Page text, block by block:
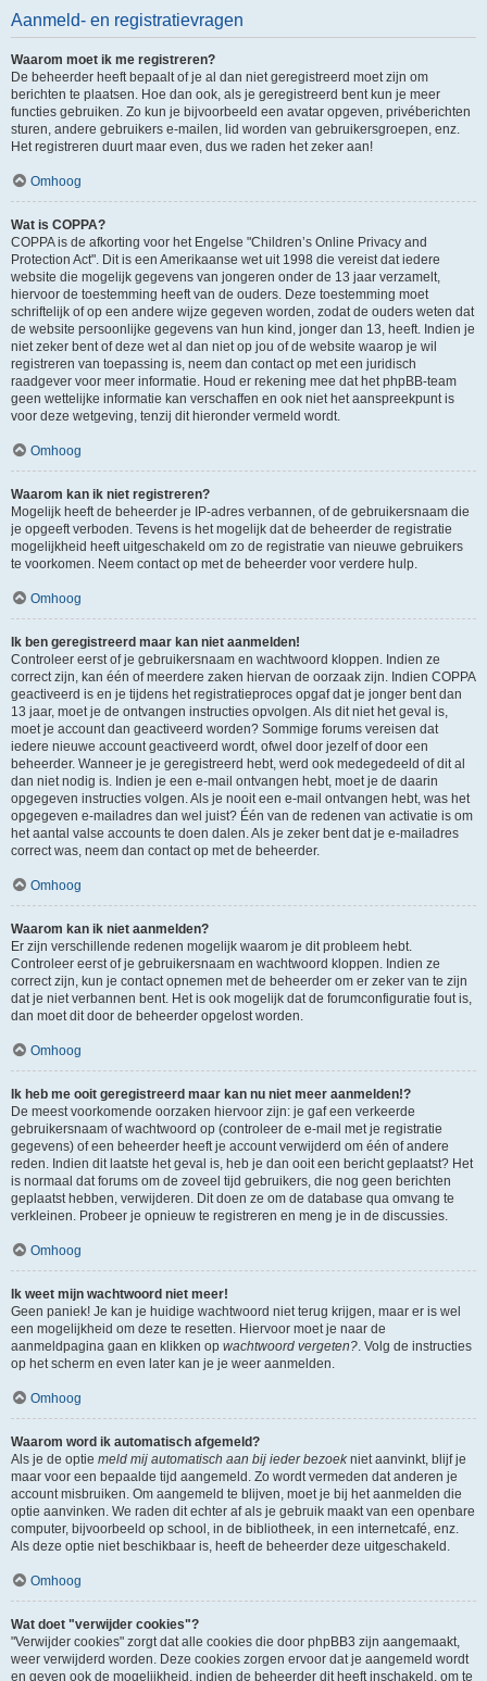
Aanmeld- en registratievragen
Waarom moet ik me registreren?
De beheerder heeft bepaalt of je al dan niet geregistreerd moet zijn om
berichten te plaatsen. Hoe dan ook, als je geregistreerd bent kun je meer
functies gebruiken. Zo kun je bijvoorbeeld een avatar opgeven, privéberichten
sturen, andere gebruikers e-mailen, lid worden van gebruikersgroepen, enz.
Het registreren duurt maar even, dus we raden het zeker aan!
Omhoog
Wat is COPPA?
COPPA is de afkorting voor het Engelse "Children’s Online Privacy and
Protection Act". Dit is een Amerikaanse wet uit 1998 die vereist dat iedere
website die mogelijk gegevens van jongeren onder de 13 jaar verzamelt,
hiervoor de toestemming heeft van de ouders. Deze toestemming moet
schriftelijk of op een andere wijze gegeven worden, zodat de ouders weten dat
de website persoonlijke gegevens van hun kind, jonger dan 13, heeft. Indien je
niet zeker bent of deze wet al dan niet op jou of de website waarop je wil
registreren van toepassing is, neem dan contact op met een juridisch
raadgever voor meer informatie. Houd er rekening mee dat het phpBB-team
geen wettelijke informatie kan verschaffen en ook niet het aanspreekpunt is
voor deze wetgeving, tenzij dit hieronder vermeld wordt.
Omhoog
Waarom kan ik niet registreren?
Mogelijk heeft de beheerder je IP-adres verbannen, of de gebruikersnaam die
je opgeeft verboden. Tevens is het mogelijk dat de beheerder de registratie
mogelijkheid heeft uitgeschakeld om zo de registratie van nieuwe gebruikers
te voorkomen. Neem contact op met de beheerder voor verdere hulp.
Omhoog
Ik ben geregistreerd maar kan niet aanmelden!
Controleer eerst of je gebruikersnaam en wachtwoord kloppen. Indien ze
correct zijn, kan één of meerdere zaken hiervan de oorzaak zijn. Indien COPPA
geactiveerd is en je tijdens het registratieproces opgaf dat je jonger bent dan
13 jaar, moet je de ontvangen instructies opvolgen. Als dit niet het geval is,
moet je account dan geactiveerd worden? Sommige forums vereisen dat
iedere nieuwe account geactiveerd wordt, ofwel door jezelf of door een
beheerder. Wanneer je je geregistreerd hebt, werd ook medegedeeld of dit al
dan niet nodig is. Indien je een e-mail ontvangen hebt, moet je de daarin
opgegeven instructies volgen. Als je nooit een e-mail ontvangen hebt, was het
opgegeven e-mailadres dan wel juist? Één van de redenen van activatie is om
het aantal valse accounts te doen dalen. Als je zeker bent dat je e-mailadres
correct was, neem dan contact op met de beheerder.
Omhoog
Waarom kan ik niet aanmelden?
Er zijn verschillende redenen mogelijk waarom je dit probleem hebt.
Controleer eerst of je gebruikersnaam en wachtwoord kloppen. Indien ze
correct zijn, kun je contact opnemen met de beheerder om er zeker van te zijn
dat je niet verbannen bent. Het is ook mogelijk dat de forumconfiguratie fout is,
dan moet dit door de beheerder opgelost worden.
Omhoog
Ik heb me ooit geregistreerd maar kan nu niet meer aanmelden!?
De meest voorkomende oorzaken hiervoor zijn: je gaf een verkeerde
gebruikersnaam of wachtwoord op (controleer de e-mail met je registratie
gegevens) of een beheerder heeft je account verwijderd om één of andere
reden. Indien dit laatste het geval is, heb je dan ooit een bericht geplaatst? Het
is normaal dat forums om de zoveel tijd gebruikers, die nog geen berichten
geplaatst hebben, verwijderen. Dit doen ze om de database qua omvang te
verkleinen. Probeer je opnieuw te registreren en meng je in de discussies.
Omhoog
Ik weet mijn wachtwoord niet meer!
Geen paniek! Je kan je huidige wachtwoord niet terug krijgen, maar er is wel
een mogelijkheid om deze te resetten. Hiervoor moet je naar de
aanmeldpagina gaan en klikken op wachtwoord vergeten?. Volg de instructies
op het scherm en even later kan je je weer aanmelden.
Omhoog
Waarom word ik automatisch afgemeld?
Als je de optie meld mij automatisch aan bij ieder bezoekniet aanvinkt, blijf je
maar voor een bepaalde tijd aangemeld. Zo wordt vermeden dat anderen je
account misbruiken. Om aangemeld te blijven, moet je bij het aanmelden die
optie aanvinken. We raden dit echter af als je gebruik maakt van een openbare
computer, bijvoorbeeld op school, in de bibliotheek, in een internetcafé, enz.
Als deze optie niet beschikbaar is, heeft de beheerder deze uitgeschakeld.
Omhoog
Wat doet "verwijder cookies"?
"Verwijder cookies" zorgt dat alle cookies die door phpBB3 zijn aangemaakt,
weer verwijderd worden. Deze cookies zorgen ervoor dat je aangemeld wordt
en geven ook de mogelijkheid, indien de beheerder dit heeft inschakeld, om te